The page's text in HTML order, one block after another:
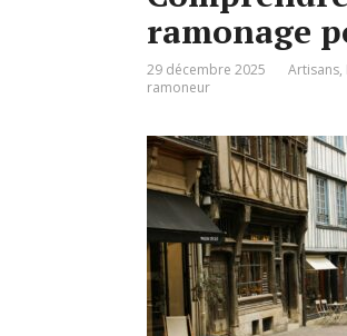
ramonage
29 décembre 2025 Artisans,
ramoneur